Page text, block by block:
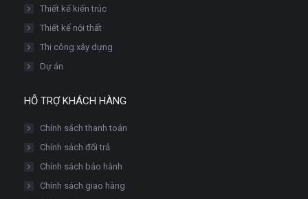
Thiết kế kiến trúc
Thiết kế nội thất
Thi công xây dựng
Dự án
HỖ TRỢ KHÁCH HÀNG
Chính sách thanh toán
Chính sách đổi trả
Chính sách bảo hành
Chính sách giao hàng